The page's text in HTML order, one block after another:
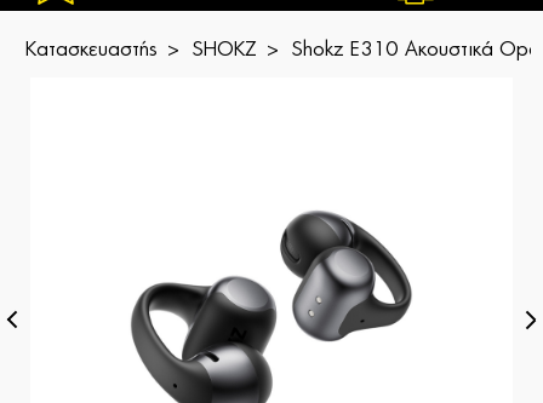
Κατασκευαστής SHOKZ Shokz E310 Ακουστικά